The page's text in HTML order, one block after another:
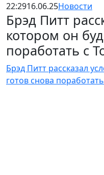
22:2916.06.25Новости
Брэд Питт
котором он
поработать с
Брэд Питт рассказал
готов снова